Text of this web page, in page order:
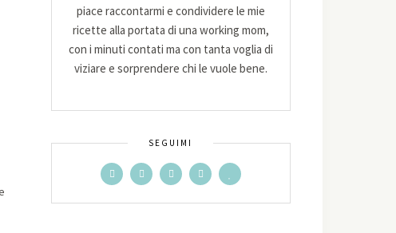
piace raccontarmi e condividere le mie
ricette alla portata di una working mom,
con i minuti contati ma con tanta voglia di
viziare e sorprendere chi le vuole bene.
SEGUIMI